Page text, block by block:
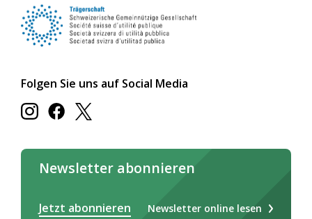
Folgen Sie uns auf Social Media
Newsletter abonnieren
Jetzt abonnieren Newsletter online lesen